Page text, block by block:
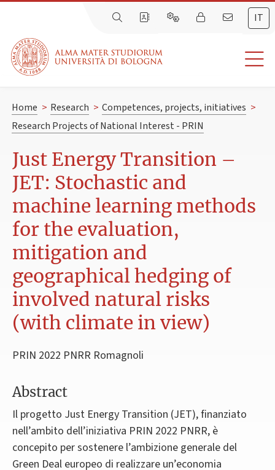
IT
Home > Research > Competences, projects, initiatives >
Research Projects of National Interest - PRIN
Just Energy Transition –
JET: Stochastic and
machine learning methods
for the evaluation,
mitigation and
geographical hedging of
involved natural risks
(with climate in view)
PRIN 2022 PNRR Romagnoli
Abstract
Il progetto Just Energy Transition (JET), finanziato
nell’ambito dell’iniziativa PRIN 2022 PNRR, è
concepito per sostenere l’ambizione generale del
Green Deal europeo di realizzare un’economia